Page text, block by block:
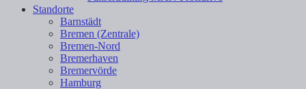
Standorte
Barnstädt
Bremen (Zentrale)
Bremen-Nord
Bremerhaven
Bremervörde
Hamburg